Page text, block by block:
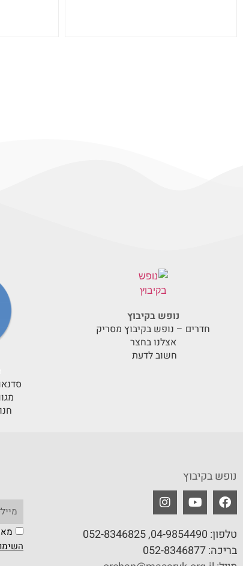
נופש בקיבוץ
חדרים – נופש בקיבוץ מסריק
אצלנו בחצר
חשוב לדעת
נופש בקיבוץ
טלפון: 04-9854490
, 052-8346825
בריכה:052-8346877